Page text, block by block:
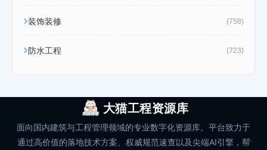
装饰装修 (758)
防水工程 (723)
大猫工程资源库
面向国内建筑与工程管理领域的专业数字化资源库。平台致力于
通过高价值的落地技术方案、权威规范速查以及尖端AI引擎，帮